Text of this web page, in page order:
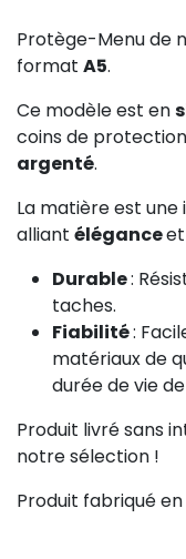
Protège-Menu de
format A5.
Ce modèle est en
coins de
argenté.
La matière est
alliant éléganceet
Durable:
taches.
Fiabilité:
matériaux de
durée de vie
Produit livré sans
notre sélection !
Produit fabriqué en